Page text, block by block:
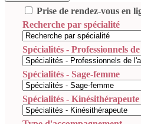
Prise de rendez-vous en
Recherche par spécialité
Spécialités - Professionnels
Spécialités - Sage-femme
Spécialités - Kinésithérapeute